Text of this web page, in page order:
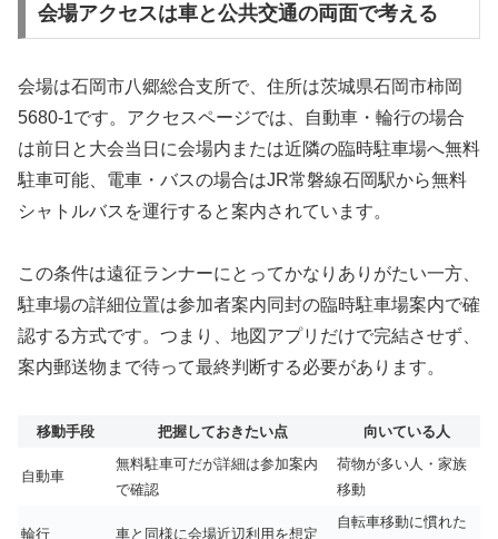
会場アクセスは車と公共交通の両面で考える
会場は石岡市八郷総合支所で、住所は茨城県石岡市柿岡
5680-1です。アクセスページでは、自動車・輪行の場合
は前日と大会当日に会場内または近隣の臨時駐車場へ無料
駐車可能、電車・バスの場合はJR常磐線石岡駅から無料
シャトルバスを運行すると案内されています。
この条件は遠征ランナーにとってかなりありがたい一方、
駐車場の詳細位置は参加者案内同封の臨時駐車場案内で確
認する方式です。つまり、地図アプリだけで完結させず、
案内郵送物まで待って最終判断する必要があります。
移動手段 把握しておきたい点 向いている人
自動車
無料駐車可だが詳細は参加案内
で確認
荷物が多い人・家族
移動
輪行 車と同様に会場近辺利用を想定
自転車移動に慣れた